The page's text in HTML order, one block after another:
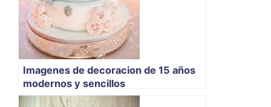
Imagenes de decoracion de 15 años
modernos y sencillos